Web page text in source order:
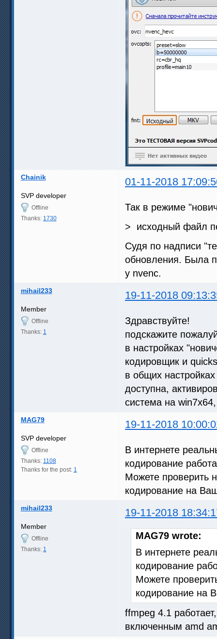
Chainik 01-11-2018
SVP developer
Offline
Thanks: 1730
Так в режиме
> исходный файл
Судя по надписи
обновления. Была
у nvenc.
mihail233 19-11-2018
Member
Offline
Thanks: 1
Здравствуйте!
подскажите
в настройках
кодировщик и
в общих
доступна,
система на
MAG79 19-11-2018
SVP developer
Offline
Thanks: 1108
Thanks for the post: 1
В интернете
кодирование
Можете проверить
кодирование на
mihail233 19-11-2018
Member
Offline
Thanks: 1
MAG79 wrote:
В интернете
кодирование
Можете
кодирование на
ffmpeg 4.1
включенным amd